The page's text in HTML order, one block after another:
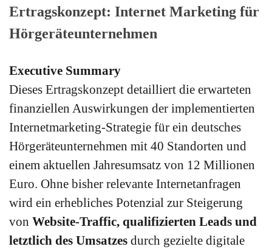
Ertragskonzept: Internet Marketing für
Hörgeräteunternehmen
Executive Summary
Dieses Ertragskonzept detailliert die erwarteten
finanziellen Auswirkungen der implementierten
Internetmarketing-Strategie für ein deutsches
Hörgeräteunternehmen mit 40 Standorten und
einem aktuellen Jahresumsatz von 12 Millionen
Euro. Ohne bisher relevante Internetanfragen
wird ein erhebliches Potenzial zur Steigerung
von Website-Traffic, qualifizierten Leads und
letztlich des Umsatzes durch gezielte digitale